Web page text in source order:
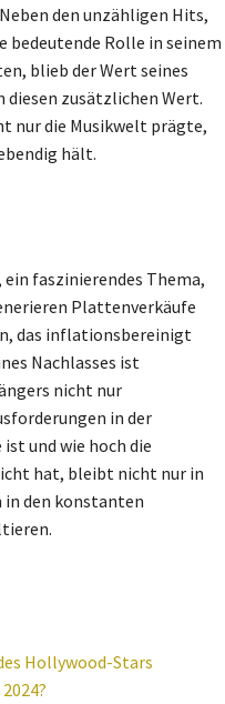
den unzähligen Hits,
bedeutende Rolle in seinem
blieb der Wert seines
diesen zusätzlichen Wert.
nur die Musikwelt prägte,
hält.
ein faszinierendes Thema,
Plattenverkäufe
das inflationsbereinigt
Nachlasses ist
nicht nur
in der
und wie hoch die
hat, bleibt nicht nur in
in den konstanten
Hollywood-Stars